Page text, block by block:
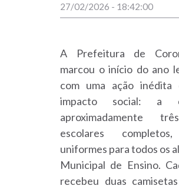
27/02/2026 - 18:42:00
A Prefeitura de
marcou o início do ano
com uma ação
impacto social: a
aproximadamente
escolares
uniformes para todos os
Municipal de Ensino.
recebeu duas